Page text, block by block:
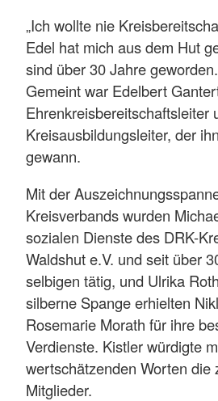
„Ich wollte nie
Edel hat mich aus dem Hut
sind über 30 Jahre
Gemeint war Edelbert
Ehrenkreisbereitschaftsleiter
Kreisausbildungsleiter, der
gewann.
Mit der
Kreisverbands wurden
sozialen Dienste des DRK-
Waldshut e.V. und seit über
selbigen tätig, und Ulrika
silberne Spange erhielten
Rosemarie Morath für ihre
Verdienste. Kistler würdigte
wertschätzenden Worten die
Mitglieder.